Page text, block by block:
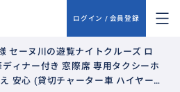
ログイン / 会員登録
セーヌ川の遊覧ナイトクルーズ ロ
付き 窓際席 専用タクシーホ
安心 (貸切チャーター車 ハイヤー